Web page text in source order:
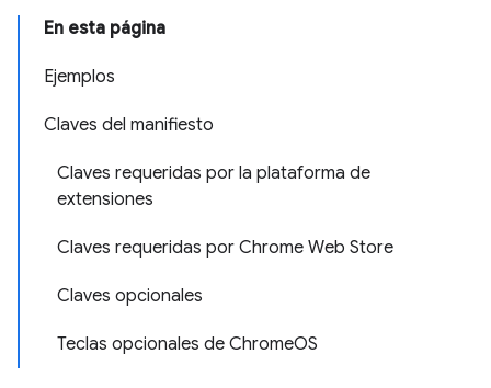
En esta página
Ejemplos
Claves del manifiesto
Claves requeridas por la plataforma de
extensiones
Claves requeridas por Chrome Web Store
Claves opcionales
Teclas opcionales de ChromeOS